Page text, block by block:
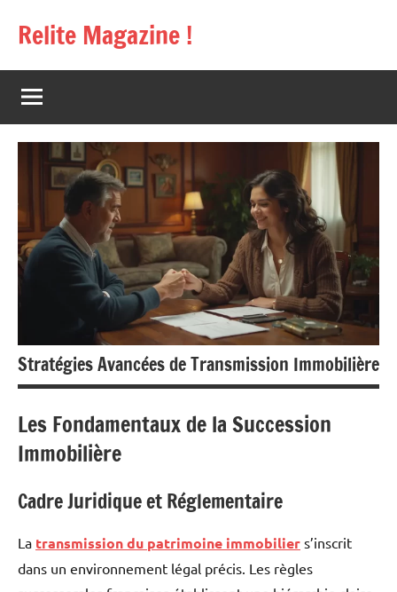
Relite Magazine !
Stratégies Avancées de Transmission Immobilière
Les Fondamentaux de la Succession
Immobilière
Cadre Juridique et Réglementaire
La transmission du patrimoine immobilier s’inscrit
dans un environnement légal précis. Les règles